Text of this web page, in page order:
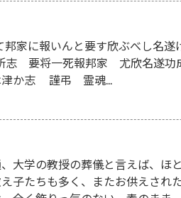
家に報いんと要す欣ぶべし名
志 要将一死報邦家 尤欣名遂
か志 謹弔 霊魂...
大学の教授の葬儀と言えば、ほ
子たちも多く、またお供えされ